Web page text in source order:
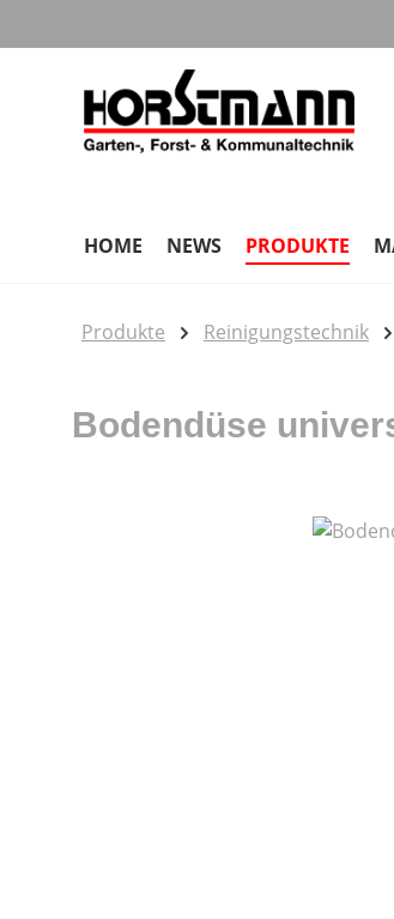
HOME NEWS PRODUKTE
Produkte Reinigungstechnik
Bodendüse